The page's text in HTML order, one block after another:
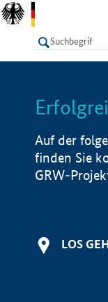
LISTE
Auf der
finden Sie
GRW-
LOS